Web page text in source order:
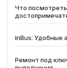
Что
inBus: Удобные
Ремонт под